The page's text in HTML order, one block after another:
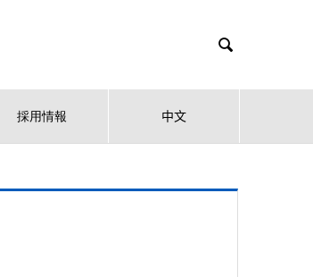

採用情報 中文